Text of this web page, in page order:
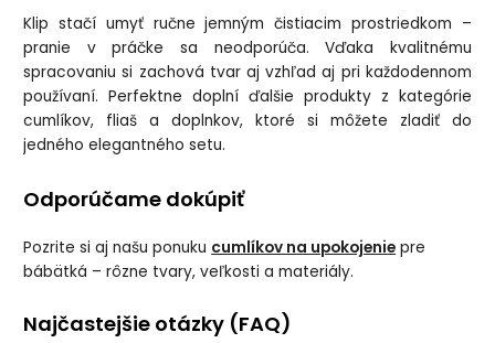
Klip stačí umyť ručne jemným čistiacim prostriedkom –
pranie v práčke sa neodporúča. Vďaka kvalitnému
spracovaniu si zachová tvar aj vzhľad aj pri každodennom
používaní. Perfektne doplní ďalšie produkty z kategórie
cumlíkov, fliaš a doplnkov, ktoré si môžete zladiť do
jedného elegantného setu.
Odporúčame dokúpiť
Pozrite si aj našu ponuku cumlíkov na upokojenie pre
bábätká – rôzne tvary, veľkosti a materiály.
Najčastejšie otázky (FAQ)